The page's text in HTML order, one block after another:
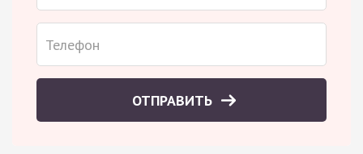
ОТПРАВИТЬ